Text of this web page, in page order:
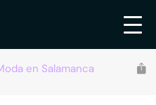
en Salamanca